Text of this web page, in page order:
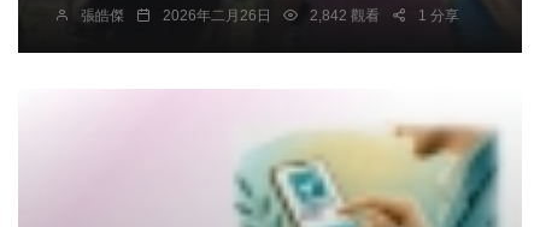
張皓傑 2026年二月26日 2,842 觀看 1 分享